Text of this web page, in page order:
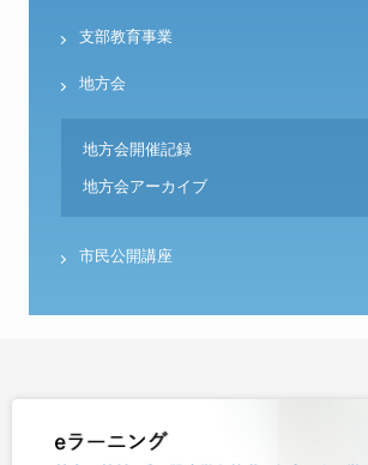
支部教育事業
地方会
地方会開催記録
地方会アーカイブ
市民公開講座